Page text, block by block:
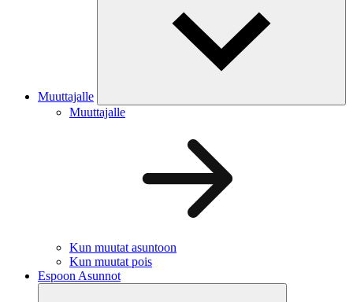
Muuttajalle
Muuttajalle
Kun muutat asuntoon
Kun muutat pois
Espoon Asunnot